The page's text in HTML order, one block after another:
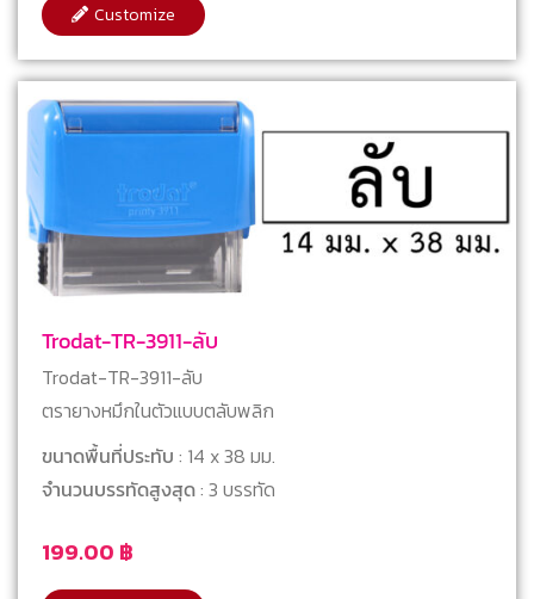
Customize
Trodat-TR-3911-ลับ
199.00 ฿
Trodat-TR-3911-ลับ
ตรายางหมึกในตัวแบบตลับพลิก
ขนาดพื้นที่ประทับ : 14 x 38 มม.
จำนวนบรรทัดสูงสุด: 3 บรรทัด